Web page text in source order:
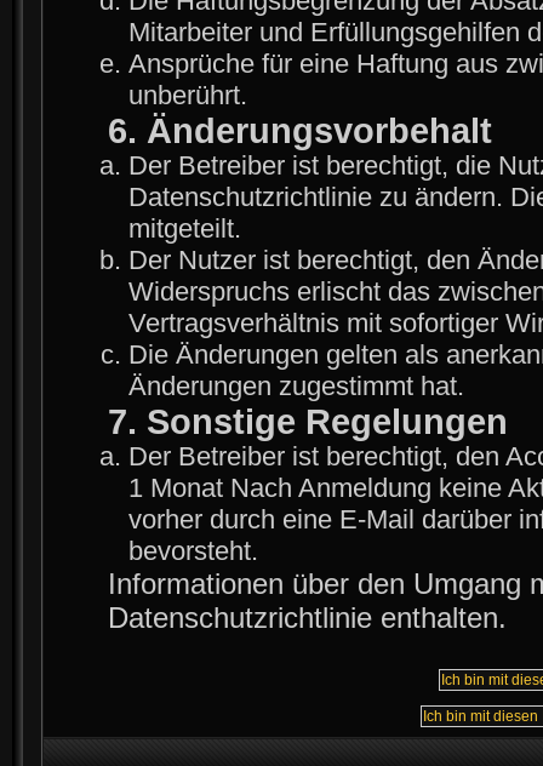
Mitarbeiter und Erfüllungsgehilfen
Ansprüche für eine Haftung aus
unberührt.
6. Änderungsvorbehalt
Der Betreiber ist berechtigt, die
Datenschutzrichtlinie zu ändern.
mitgeteilt.
Der Nutzer ist berechtigt, den
Widerspruchs erlischt das
Vertragsverhältnis mit sofortiger
Die Änderungen gelten als
Änderungen zugestimmt hat.
7. Sonstige Regelungen
Der Betreiber ist berechtigt, den
1 Monat Nach Anmeldung keine
vorher durch eine E-Mail darüber
bevorsteht.
Informationen über den Umgang
Datenschutzrichtlinie enthalten.